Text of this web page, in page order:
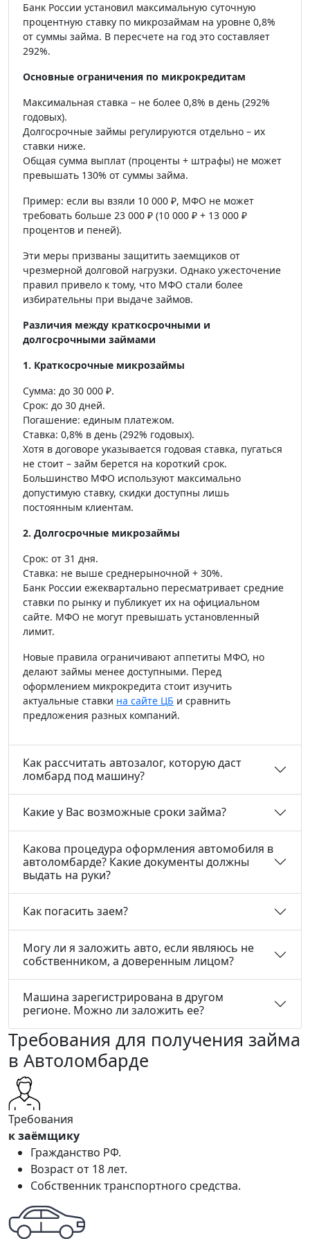
Банк России установил максимальную суточную
процентную ставку по микрозаймам на уровне 0,8%
от суммы займа. В пересчете на год это составляет
292%.
Основные ограничения по микрокредитам
Максимальная ставка – не более 0,8% в день (292%
годовых).
Долгосрочные займы регулируются отдельно – их
ставки ниже.
Общая сумма выплат (проценты + штрафы) не может
превышать 130% от суммы займа.
Пример: если вы взяли 10 000 ₽, МФО не может
требовать больше 23 000 ₽ (10 000 ₽ + 13 000 ₽
процентов и пеней).
Эти меры призваны защитить заемщиков от
чрезмерной долговой нагрузки. Однако ужесточение
правил привело к тому, что МФО стали более
избирательны при выдаче займов.
Различия между краткосрочными и
долгосрочными займами
1. Краткосрочные микрозаймы
Сумма: до 30 000 ₽.
Срок: до 30 дней.
Погашение: единым платежом.
Ставка: 0,8% в день (292% годовых).
Хотя в договоре указывается годовая ставка, пугаться
не стоит – займ берется на короткий срок.
Большинство МФО используют максимально
допустимую ставку, скидки доступны лишь
постоянным клиентам.
2. Долгосрочные микрозаймы
Срок: от 31 дня.
Ставка: не выше среднерыночной + 30%.
Банк России ежеквартально пересматривает средние
ставки по рынку и публикует их на официальном
сайте. МФО не могут превышать установленный
лимит.
Новые правила ограничивают аппетиты МФО, но
делают займы менее доступными. Перед
оформлением микрокредита стоит изучить
актуальные ставки на сайте ЦБ и сравнить
предложения разных компаний.
Как рассчитать автозалог, которую даст
ломбард под машину?
Какие у Вас возможные сроки займа?
Какова процедура оформления автомобиля в
автоломбарде? Какие документы должны
выдать на руки?
Как погасить заем?
Могу ли я заложить авто, если являюсь не
собственником, а доверенным лицом?
Машина зарегистрирована в другом
регионе. Можно ли заложить ее?
Требования для получения займа
в Автоломбарде
Требования
к заёмщику
Гражданство РФ.
Возраст от 18 лет.
Собственник транспортного средства.